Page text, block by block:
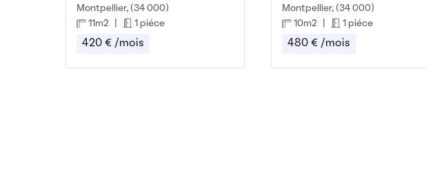
Montpellier, (34 000)
11m2
1 piéce
420 € /mois
Montpellier, (34 000)
10m2
1 piéce
480 € /mois